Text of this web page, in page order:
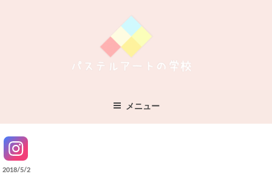
プ
メニュー
Instagram
投
2018/5/2